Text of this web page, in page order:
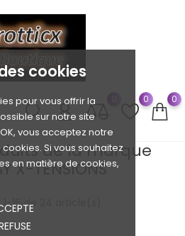
cookies
pour vous offrir la
sur notre site
vous acceptez notre
Si vous souhaitez
en matière de cookies,
0 0
de la marque
X-TENSIONS
1-16 de 24 article(s)